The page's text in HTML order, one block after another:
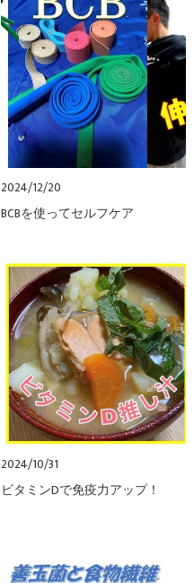
2024/12/20
BCBを使ってセルフケア
2024/10/31
ビタミンDで免疫力アップ！